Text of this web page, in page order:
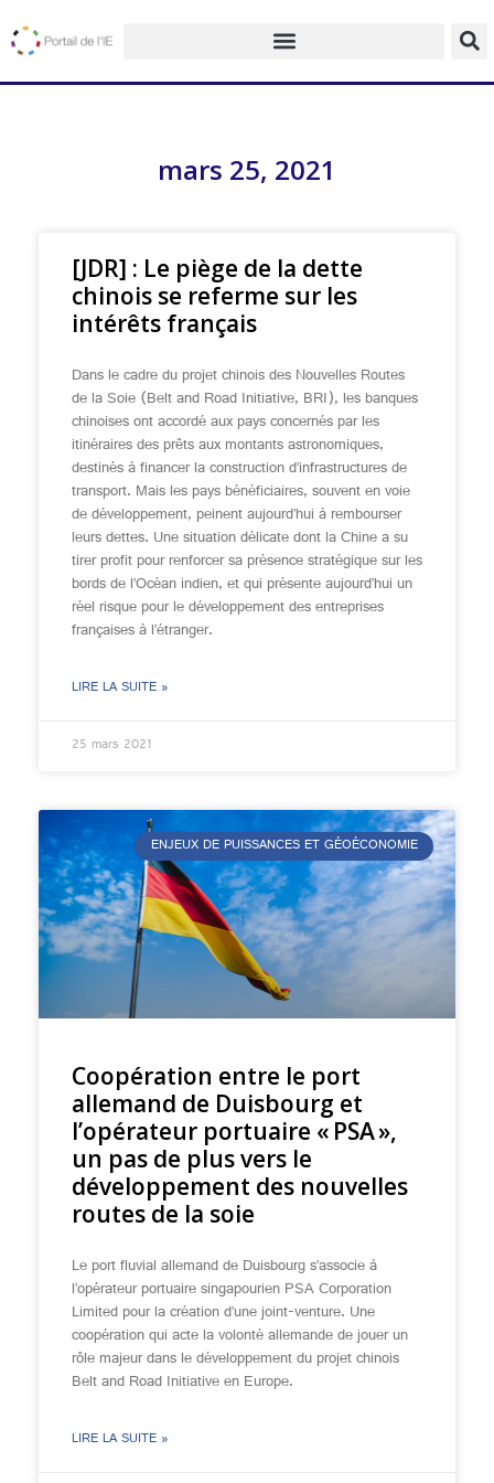
mars 25, 2021
[JDR] : Le piège de la dette
chinois se referme sur les
intérêts français
Dans le cadre du projet chinois des Nouvelles Routes
de la Soie (Belt and Road Initiative, BRI), les banques
chinoises ont accordé aux pays concernés par les
itinéraires des prêts aux montants astronomiques,
destinés à financer la construction d’infrastructures de
transport. Mais les pays bénéficiaires, souvent en voie
de développement, peinent aujourd’hui à rembourser
leurs dettes. Une situation délicate dont la Chine a su
tirer profit pour renforcer sa présence stratégique sur les
bords de l’Océan indien, et qui présente aujourd’hui un
réel risque pour le développement des entreprises
françaises à l’étranger.
LIRE LA SUITE »
25 mars 2021
ENJEUX DE PUISSANCES ET GÉOÉCONOMIE
Coopération entre le port
allemand de Duisbourg et
l’opérateur portuaire « PSA »,
un pas de plus vers le
développement des nouvelles
routes de la soie
Le port fluvial allemand de Duisbourg s’associe à
l’opérateur portuaire singapourien PSA Corporation
Limited pour la création d’une joint-venture. Une
coopération qui acte la volonté allemande de jouer un
rôle majeur dans le développement du projet chinois
Belt and Road Initiative en Europe.
LIRE LA SUITE »